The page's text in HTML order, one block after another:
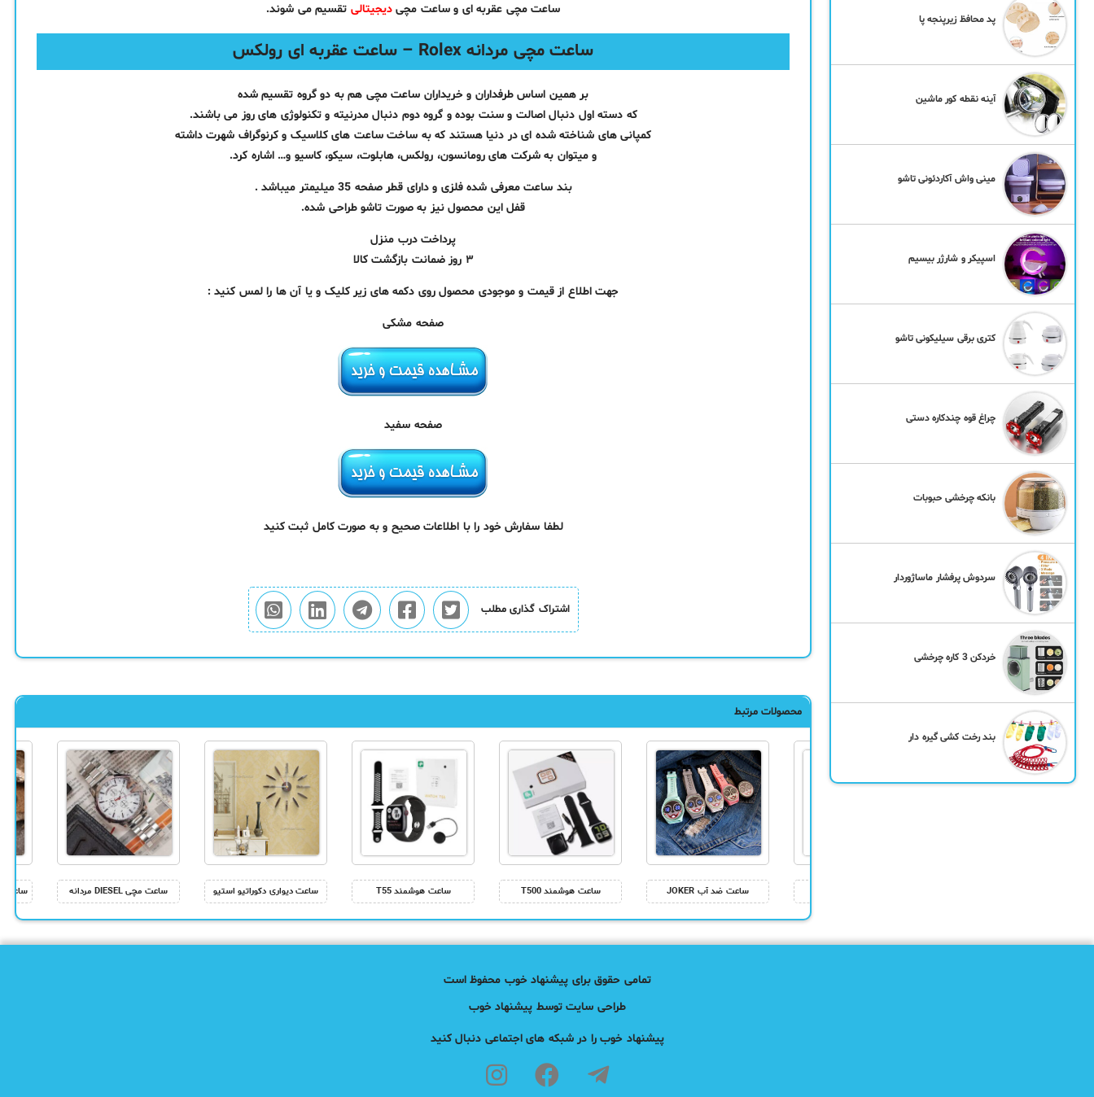
ساعت‌ مچی عقربه ای و ساعت مچیدیجیتالی تقسیم می شوند.
ساعت مچی مردانه Rolex – ساعت عقربه ای رولکس
بر همین اساس طرفداران و خریداران ساعت‌ مچی هم به دو گروه تقسیم شده
که دسته اول دنبال اصالت و سنت بوده و گروه دوم دنبال مدرنیته و تکنولوژی‌ های روز می باشند.
کمپانی‌ های شناخته شده ای در دنیا هستند که به ساخت ساعت‌ های کلاسیک و کرنوگراف شهرت داشته
و میتوان به شرکت‌ های رومانسون، رولکس، هابلوت، سیکو، کاسیو و… اشاره کرد.
بند ساعت معرفی شده فلزی و دارای قطر صفحه 35 میلیمتر میباشد .
قفل این محصول نیز به صورت تاشو طراحی شده.
پرداخت درب منزل
۳ روز ضمانت بازگشت کالا
جهت اطلاع از قیمت و موجودی محصول روی دکمه های زیر کلیک و یا آن ها را لمس کنید :
صفحه مشکی
صفحه سفید
لطفا سفارش خود را با اطلاعات صحیح و به صورت کامل ثبت کنید
اشتراک گذاری مطلب
محصولات مرتبط
ساعت مچی DIESEL مردانه ساعت دیواری دکوراتیو استیو ساعت هوشمند T55 ساعت هوشمند T500 ساعت ضد آب JOKER
پد محافظ زیرپنجه پا
آینه نقطه کور ماشین
مینی واش آکاردئونی تاشو
اسپیکر و شارژر بیسیم
کتری برقی سیلیکونی تاشو
چراغ قوه چندکاره دستی
بانکه چرخشی حبوبات
سردوش پرفشار ماساژوردار
خردکن 3 کاره چرخشی
بند رخت کشی گیره دار
تمامی حقوق برای پیشنهاد خوب محفوظ است
طراحی سایت توسط پیشنهاد خوب
پیشنهاد خوب را در شبکه های اجتماعی دنبال کنید